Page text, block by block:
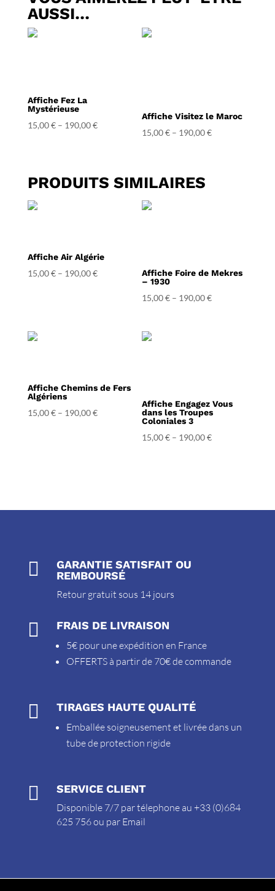
AUSSI…
Affiche Fez La
Mystérieuse
15,00€– 190,00€
Affiche Visitez le Maroc
15,00€ – 190,00€
PRODUITS SIMILAIRES
Affiche Air Algérie
15,00€– 190,00€
Affiche Foire de Mekres
– 1930
15,00€ – 190,00€
Affiche Chemins de Fers
Algériens
15,00€– 190,00€
Affiche Engagez Vous
dans les Troupes
Coloniales 3
15,00€ – 190,00€

GARANTIE SATISFAIT OU
REMBOURSÉ
Retour gratuit sous 14 jours
 FRAIS DE LIVRAISON
5€ pour une expédition en France
OFFERTS à partir de 70€ de commande
 TIRAGES HAUTE QUALITÉ
Emballée soigneusement et livrée dans un
tube de protection rigide
 SERVICE CLIENT
Disponible 7/7 par télephone au +33 (0)684
625 756 ou par Email